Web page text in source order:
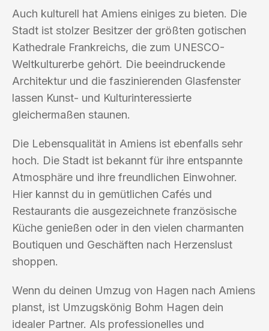
Auch kulturell hat Amiens einiges zu bieten. Die
Stadt ist stolzer Besitzer der größten gotischen
Kathedrale Frankreichs, die zum UNESCO-
Weltkulturerbe gehört. Die beeindruckende
Architektur und die faszinierenden Glasfenster
lassen Kunst- und Kulturinteressierte
gleichermaßen staunen.
Die Lebensqualität in Amiens ist ebenfalls sehr
hoch. Die Stadt ist bekannt für ihre entspannte
Atmosphäre und ihre freundlichen Einwohner.
Hier kannst du in gemütlichen Cafés und
Restaurants die ausgezeichnete französische
Küche genießen oder in den vielen charmanten
Boutiquen und Geschäften nach Herzenslust
shoppen.
Wenn du deinen Umzug von Hagen nach Amiens
planst, ist Umzugskönig Bohm Hagen dein
idealer Partner. Als professionelles und